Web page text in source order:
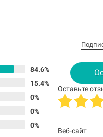
84.6%
15.4%
0%
0%
0%
Оставьте
Веб-сайт